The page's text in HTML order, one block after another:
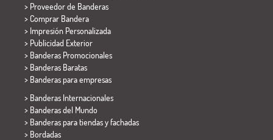
> Proveedor de Banderas
> Comprar Bandera
> Impresión Personalizada
> Publicidad Exterior
> Banderas Promocionales
> Banderas Baratas
> Banderas para empresas
> Banderas Internacionales
> Banderas del Mundo
> Banderas para tiendas y fachadas
> Bordadas